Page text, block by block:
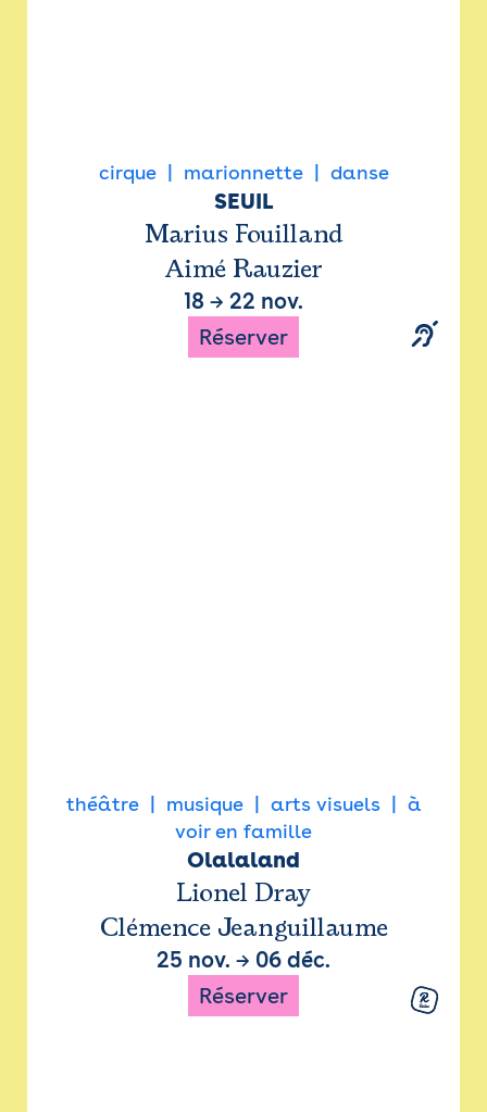
cirque marionnette danse
SEUIL
Marius Fouilland
Aimé Rauzier
18 → 22 nov.
Réserver
théâtre musique arts visuels
à
voir en famille
Olalaland
Lionel Dray
Clémence Jeanguillaume
25 nov. → 06 déc.
Réserver